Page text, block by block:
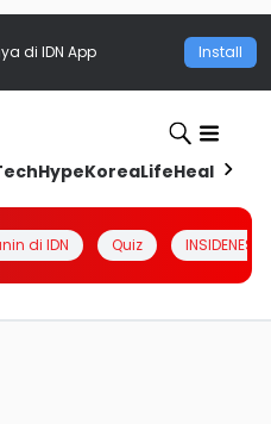
di IDN App Install
HypeKoreaLifeHealth
di IDN Quiz INSIDENESIA